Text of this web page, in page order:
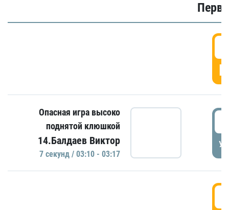
Опасная игра высоко
поднятой клюшкой
14.Балдаев Виктор
7 секунд / 03:10 - 03:17